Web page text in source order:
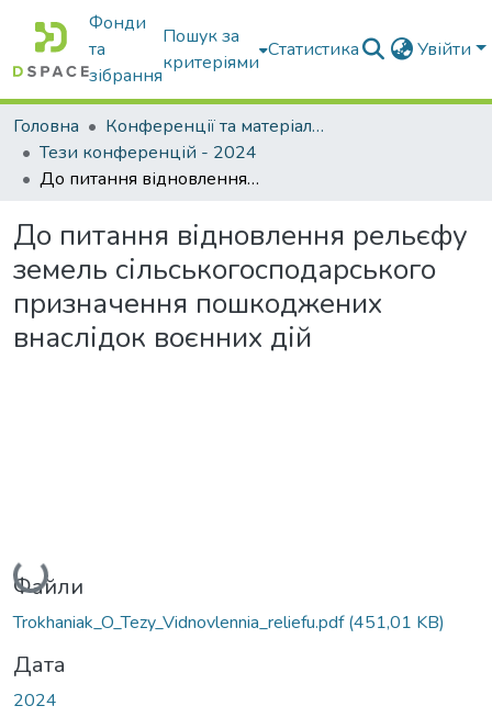
Фонди
та
зібрання
Пошук за
критеріями
Статистика Увійти
Головна
Конференції та матеріали конференцій
Тези конференцій - 2024
До питання відновлення рельєфу земель сільськогосподарського призначення пошкоджених внаслідок воєнних дій
До питання відновлення рельєфу
земель сільськогосподарського
призначення пошкоджених
внаслідок воєнних дій
Вантажиться...
Файли
Trokhaniak_O_Tezy_Vidnovlennia_reliefu.pdf(451,01 KB)
Дата
2024